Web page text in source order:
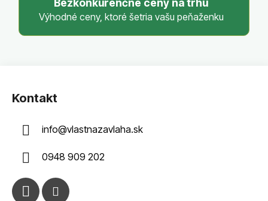
Bezkonkurenčné ceny na trhu
Výhodné ceny, ktoré šetria vašu peňaženku
Kontakt
info@vlastnazavlaha.sk
0948 909 202